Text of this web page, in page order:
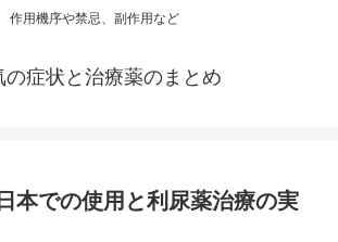
作用機序や禁忌、副作用など
の症状と治療薬のまとめ
本での使用と利尿薬治療の実